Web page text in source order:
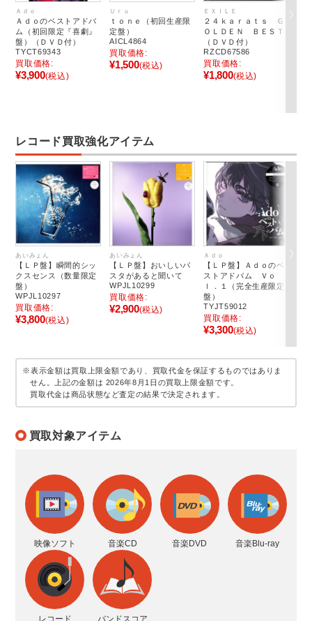
Ａｄｏ
Ａｄｏのベストアドバ
ム（初回限定『喜劇』
盤）（ＤＶＤ付）
TYCT69343
買取価格:
¥3,900(税込)
Ｕｒｕ
ｔｏｎｅ（初回生産限
定盤）
AICL4864
買取価格:
¥1,500(税込)
ＥＸＩＬＥ
２４ｋａｒａｔｓ Ｇ
ＯＬＤＥＮ ＢＥＳＴ
（ＤＶＤ付）
RZCD67586
買取価格:
¥1,800(税込)
レコード買取強化アイテム
あいみょん
【ＬＰ盤】瞬間的シッ
クスセンス（数量限定
盤）
WPJL10297
買取価格:
¥3,800(税込)
あいみょん
【ＬＰ盤】おいしいパ
スタがあると聞いて
WPJL10299
買取価格:
¥2,900(税込)
Ａｄｏ
【ＬＰ盤】Ａｄｏのベ
ストアドバム Ｖｏ
ｌ．１（完全生産限定
盤）
TYJT59012
買取価格:
¥3,300(税込)
※表示金額は買取上限金額であり、買取代金を保証するものではありま
せん。上記の金額は 2026年8月1日の買取上限金額です。
買取代金は商品状態など査定の結果で決定されます。
買取対象アイテム
映像ソフト 音楽CD 音楽DVD 音楽Blu-ray